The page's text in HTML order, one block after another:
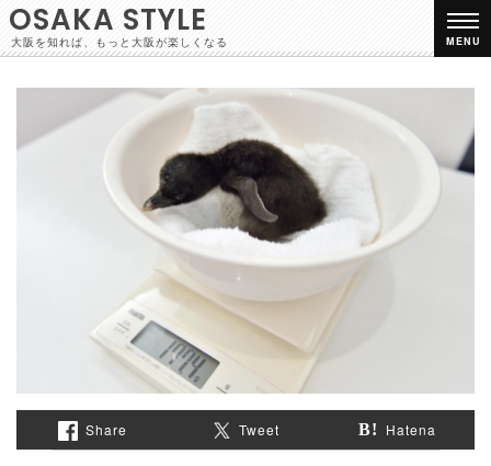
OSAKA STYLE
大阪を知れば、もっと大阪が楽しくなる MENU
Share Tweet Hatena